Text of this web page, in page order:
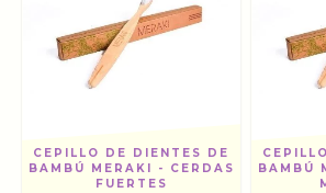
CEPILLO DE DIENTES DE
BAMBÚ MERAKI - CERDAS
FUERTES
BAMBÚ